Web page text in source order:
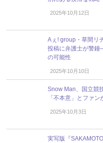
2025年10月12日
Aぇ! group・草間リ
投稿に弁護士が警鐘
の可能性
2025年10月10日
Snow Man、国立競
「不本意」とファン
2025年10月3日
実写版『